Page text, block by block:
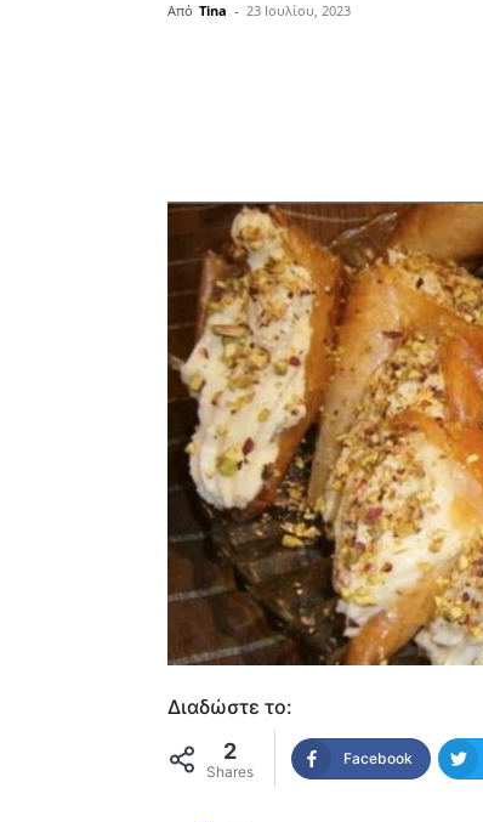
Από Tina - 23 Ιουλίου, 2023
Διαδώστε το:
2
Shares
Facebook